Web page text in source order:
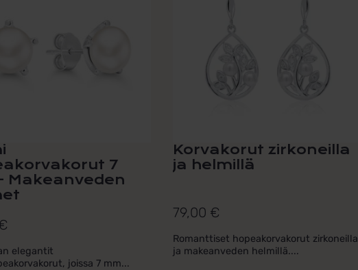
7
Makeanveden
elegantit
joissa 7 mm...
Korvakorut zirkoneilla
ja helmillä
79,00 €
Romanttiset hopeakorvakorut zirkoneilla
ja makeanveden helmillä....